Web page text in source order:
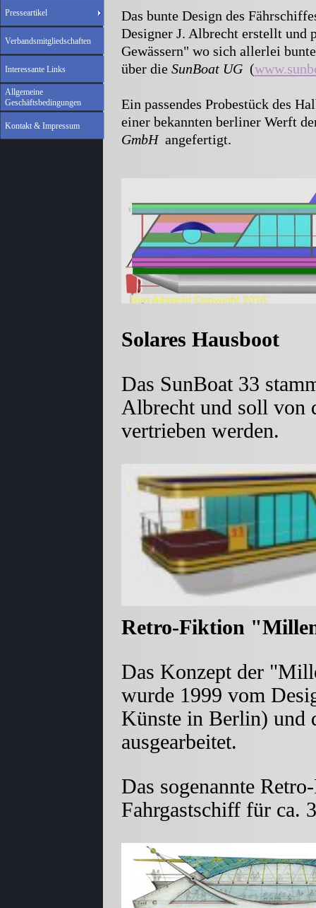
Presseartikel
Verbandsmitgliedschaften
Interessante Links
Allgemeine
Geschäftsbedingungen
Kontakt & Impressum
Das bunte Design des
Designer J. Albrecht erstellt und
Gewässern" wo sich allerlei
über die SunBoat UG (
Ein passendes Probestück des
einer bekannten berliner Werft
GmbHangefertigt.
Solares Hausboot
Das SunBoat 33
Albrecht und soll von
vertrieben werden.
Retro-Fiktion
Das Konzept der
wurde 1999 vom
Künste in Berlin) und
ausgearbeitet.
Das sogenannte
Fahrgastschiff für ca.